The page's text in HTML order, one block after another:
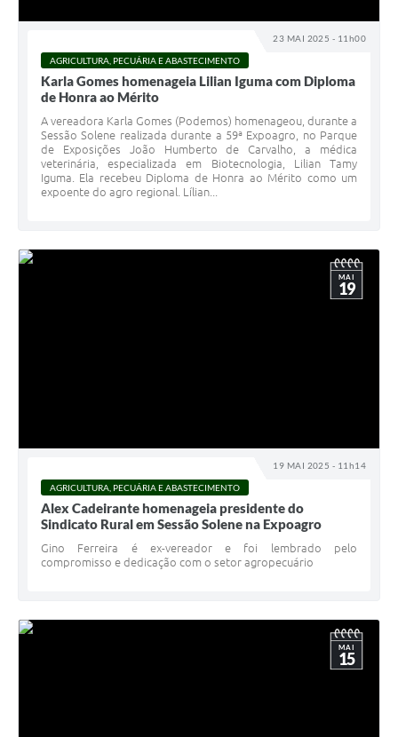
23 MAI 2025 - 11h00
AGRICULTURA, PECUÁRIA E ABASTECIMENTO
Karla Gomes homenageia Lilian Iguma com Diploma
de Honra ao Mérito
A vereadora Karla Gomes (Podemos) homenageou, durante a
Sessão Solene realizada durante a 59ª Expoagro, no Parque
de Exposições João Humberto de Carvalho, a médica
veterinária, especializada em Biotecnologia, Lilian Tamy
Iguma. Ela recebeu Diploma de Honra ao Mérito como um
expoente do agro regional. Lílian...
19 MAI 2025 - 11h14
MAI
19
AGRICULTURA, PECUÁRIA E ABASTECIMENTO
Alex Cadeirante homenageia presidente do
Sindicato Rural em Sessão Solene na Expoagro
Gino Ferreira é ex-vereador e foi lembrado pelo
compromisso e dedicação com o setor agropecuário
MAI
15